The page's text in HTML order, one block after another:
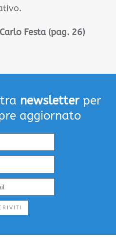
Festa (pag. 26)
newsletterper
aggiornato